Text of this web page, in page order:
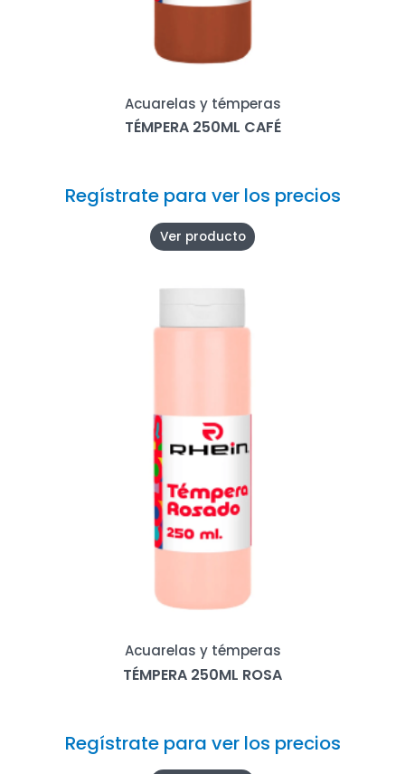
Acuarelas y témperas
TÉMPERA 250ML CAFÉ
Regístrate para ver los precios
Ver producto
Acuarelas y témperas
TÉMPERA 250ML ROSA
Regístrate para ver los precios